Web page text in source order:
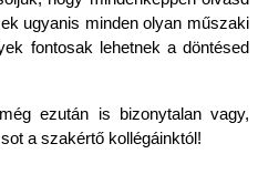
ugyanis minden olyan műszaki
fontosak lehetnek a döntésed
ezután is bizonytalan vagy,
a szakértő kollégáinktól!